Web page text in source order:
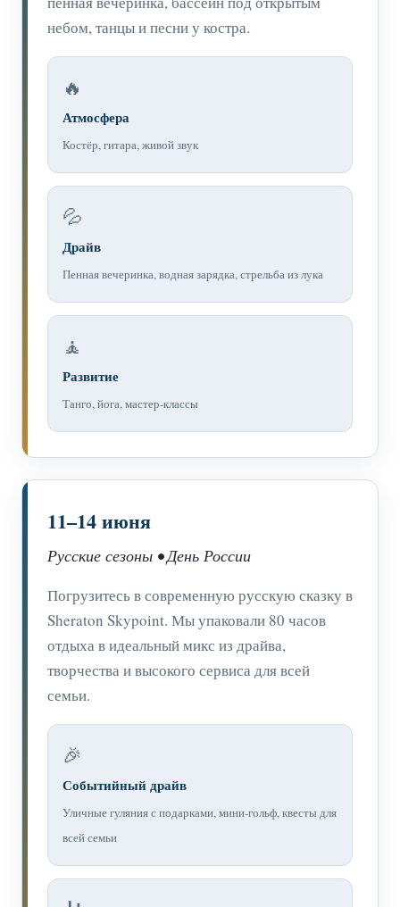
небом, танцы и песни у костра.
🔥
Атмосфера
Костёр, гитара, живой звук
💦
Драйв
Пенная вечеринка, водная зарядка, стрельба из лука
🧘
Развитие
Танго, йога, мастер-классы
11–14 июня
Русские сезоны • День России
Погрузитесь в современную русскую сказку в
Sheraton Skypoint. Мы упаковали 80 часов
отдыха в идеальный микс из драйва,
творчества и высокого сервиса для всей
семьи.
🎉
Событийный драйв
Уличные гуляния с подарками, мини-гольф, квесты для
всей семьи